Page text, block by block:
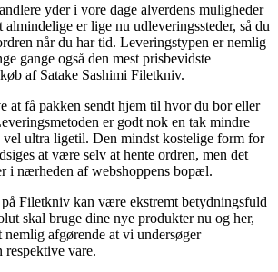
yder i vore dage alverdens muligheder
er lige nu udleveringssteder, så du
når du har tid. Leveringstypen er nemlig
gange også den mest prisbevidste
af Satake Sashimi Filetkniv.
at få pakken sendt hjem til hvor du bor eller
er godt nok en tak mindre
ultra ligetil. Den mindst kostelige form for
at være selv at hente ordren, men det
i nærheden af webshoppens bopæl.
Filetkniv kan være ekstremt betydningsfuld
skal bruge dine nye produkter nu og her,
nemlig afgørende at vi undersøger
respektive vare.